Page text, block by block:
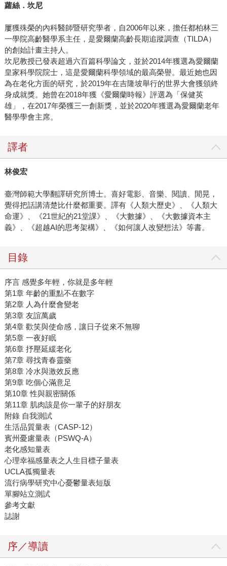
蘿絲．坎尼
屢獲殊榮的內科醫師暨研究學者，自2006年以來，擔任都柏林三
一學院高齡醫學系主任，是愛爾蘭高齡長期追蹤調查（TILDA）
的創始計畫主持人。
坎尼教授已發表超過六百篇科學論文，並於2014年獲選為愛爾蘭
皇家科學院院士，這是愛爾蘭科學領域的最高榮譽。最近她也因
為在老化方面的研究，於2019年在吉隆坡舉行的世界大會獲頒終
身成就獎。她曾在2018年獲《愛爾蘭時報》評選為「保健英
雄」，在2017年榮獲三一創新獎，並於2020年獲選為愛爾蘭老年
醫學學會主席。
譯者
林俊宏
臺灣師範大學翻譯研究所博士。喜好電影、音樂、閱讀、閒晃，
覺得把話講清楚比什麼都重要。譯有《人類大歷史》、《人類大
命運》、《21世紀的21堂課》、《大數據》、《大數據資本主
義》、《超越AI的思考架構》、《如何讓人改變想法》等書。
目錄
序言 感覺多年輕，你就是多年輕
第1章 年齡的重點不在數字
第2章 人為什麼會變老
第3章 友誼萬歲
第4章 歡笑與使命感，讓日子從來不無聊
第5章 一夜好眠
第6章 抒壓延緩老化
第7章 尋找青春靈藥
第8章 冷水與激效反應
第9章 吃個心滿意足
第10章 性與親密關係
第11章 肌肉該是你一輩子的好朋友
附錄 自我測試
生活品質量表（CASP-12）
賓州憂慮量表（PSWQ-A）
老化感知量表
心理幸福感量表之人生目標子量表
UCLA孤獨量表
流行病學研究中心憂鬱量表短版
單腳站立測試
參考文獻
誌謝
序／導讀